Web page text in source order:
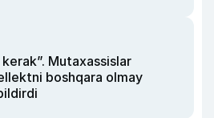
Mutaxassislar
boshqara olmay